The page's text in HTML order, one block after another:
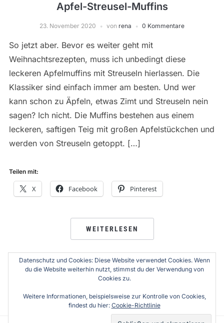
Apfel-Streusel-Muffins
23. November 2020 von rena 0 Kommentare
So jetzt aber. Bevor es weiter geht mit
Weihnachtsrezepten, muss ich unbedingt diese
leckeren Apfelmuffins mit Streuseln hierlassen. Die
Klassiker sind einfach immer am besten. Und wer
kann schon zu Äpfeln, etwas Zimt und Streuseln nein
sagen? Ich nicht. Die Muffins bestehen aus einem
leckeren, saftigen Teig mit großen Apfelstückchen und
werden von Streuseln getoppt. […]
Teilen mit:
X Facebook Pinterest
WEITERLESEN
SEITENNUMMERIERUNG
DER
Datenschutz und Cookies: Diese Website verwendet Cookies. Wenn
du die Website weiterhin nutzt, stimmst du der Verwendung von
Cookies zu.
Weitere Informationen, beispielsweise zur Kontrolle von Cookies,
findest du hier: Cookie-Richtlinie